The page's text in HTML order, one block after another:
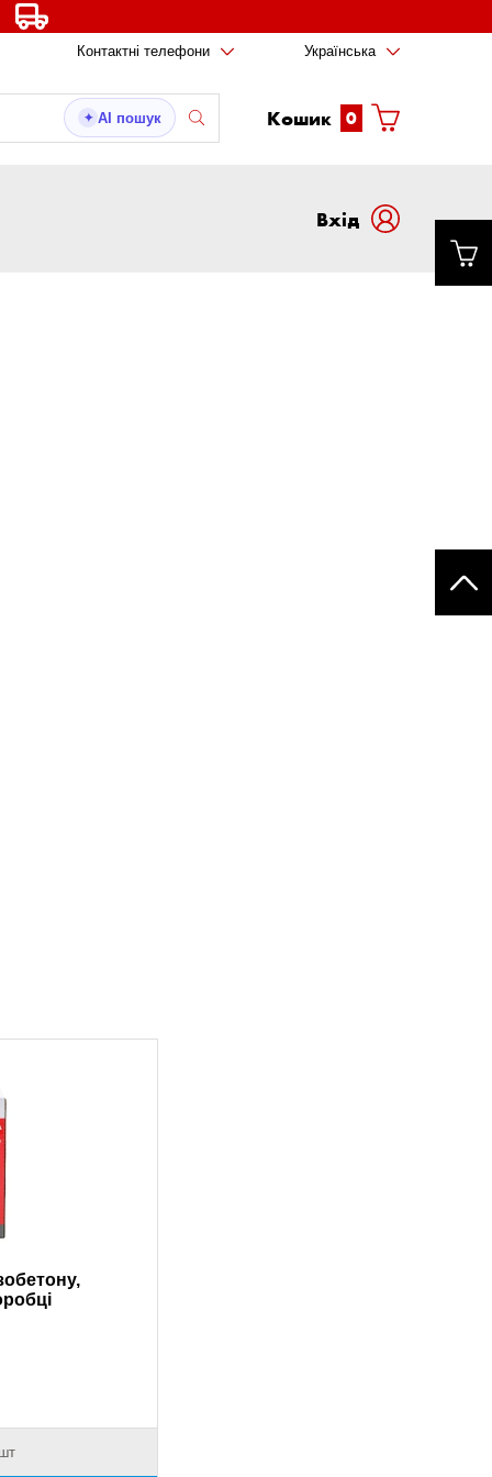
Контактні телефони Українська
✦ AI пошук Кошик 0
Вxід